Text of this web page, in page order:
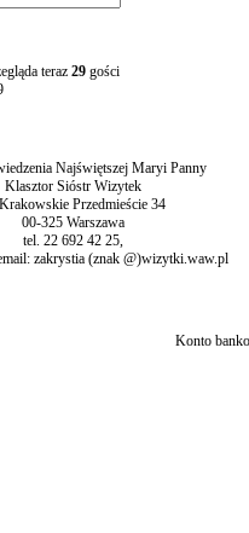
teraz 29 gości
Najświętszej Maryi Panny
Klasztor Sióstr Wizytek
Przedmieście 34
00-325 Warszawa
tel. 22 692 42 25,
zakrystia (znak @)wizytki.waw.pl
Konto